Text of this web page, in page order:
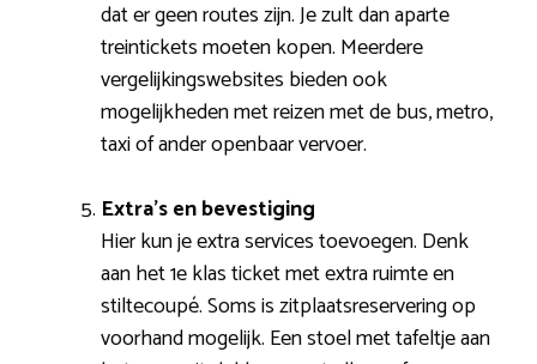
dat er geen routes zijn. Je zult dan aparte
treintickets moeten kopen. Meerdere
vergelijkingswebsites bieden ook
mogelijkheden met reizen met de bus, metro,
taxi of ander openbaar vervoer.
Extra’s en bevestiging
Hier kun je extra services toevoegen. Denk
aan het 1e klas ticket met extra ruimte en
stiltecoupé. Soms is zitplaatsreservering op
voorhand mogelijk. Een stoel met tafeltje aan